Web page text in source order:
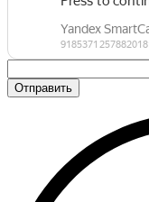
Отправить